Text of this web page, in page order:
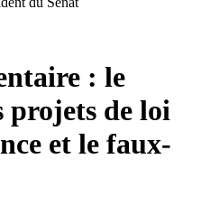
: le
projets de loi
et le faux-